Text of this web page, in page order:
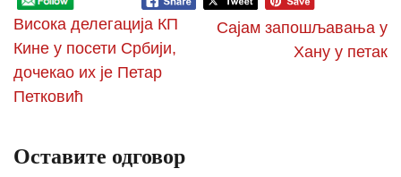
Висока делегација КП
Кине у посети Србији,
дочекао их је Петар
Петковић
Сајам запошљавања у
Хану у петак
Оставите одговор